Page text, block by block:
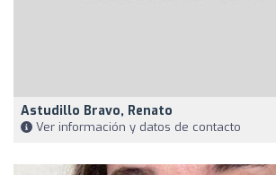
Astudillo Bravo, Renato
Ver información y datos de contacto